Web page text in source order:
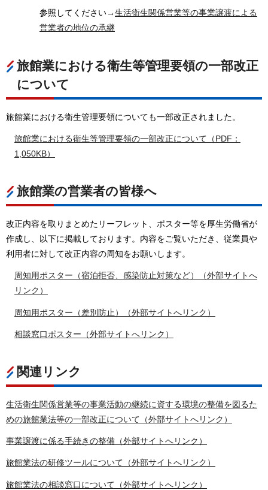
参照してください→生活衛生関係営業等の事業譲渡による
営業者の地位の承継
旅館業における衛生等管理要領の一部改正
について
旅館業における衛生管理要領についても一部改正されました。
旅館業における衛生等管理要領の一部改正について（PDF：
1,050KB）
旅館業の営業者の皆様へ
改正内容を取りまとめたリーフレット、ポスター等を厚生労働省が
作成し、以下に掲載しております。内容をご覧いただき、従業員や
利用者に対して改正内容の周知をお願いします。
周知用ポスター（宿泊拒否、感染防止対策など）（外部サイトへ
リンク）
周知用ポスター（差別防止）（外部サイトへリンク）
相談窓口ポスター（外部サイトへリンク）
関連リンク
生活衛生関係営業等の事業活動の継続に資する環境の整備を図るた
めの旅館業法等の一部改正について（外部サイトへリンク）
事業譲渡に係る手続きの整備（外部サイトへリンク）
旅館業法の研修ツールについて（外部サイトへリンク）
旅館業法の相談窓口について（外部サイトへリンク）